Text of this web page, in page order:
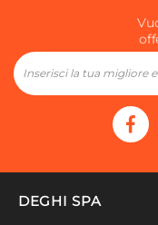
DEGHI SPA